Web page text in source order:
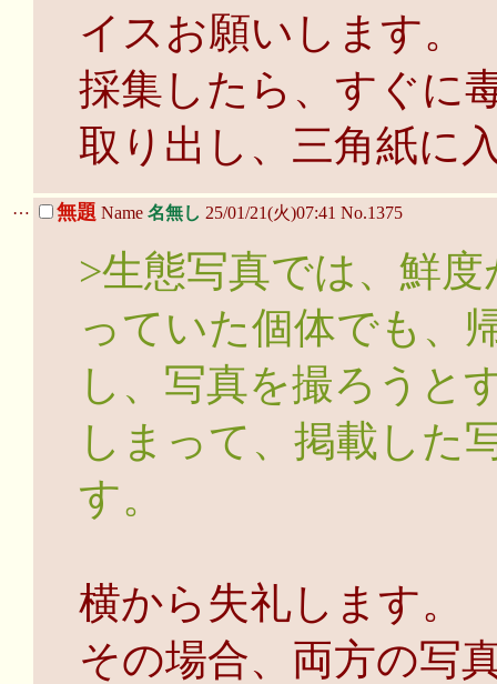
イスお願いします。
採集したら、すぐに
取り出し、三角紙に
… 無題 Name 名無し 25/01/21(火)07:41 No.1375
>生態写真では、鮮
っていた個体でも、
し、写真を撮ろうと
しまって、掲載した
す。
横から失礼します。
その場合、両方の写